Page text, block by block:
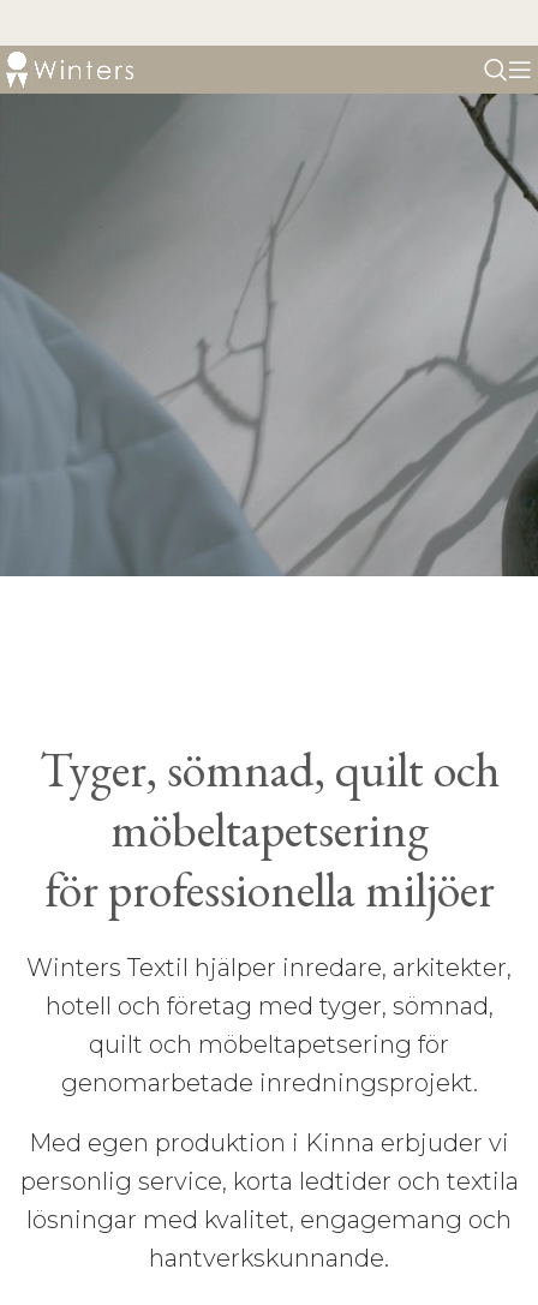
Tyger, sömnad, quilt och
möbeltapetsering
för professionella miljöer
Winters Textil hjälper inredare, arkitekter,
hotell och företag med tyger, sömnad,
quilt och möbeltapetsering för
genomarbetade inredningsprojekt.
Med egen produktion i Kinna erbjuder vi
personlig service, korta ledtider och textila
lösningar med kvalitet, engagemang och
hantverkskunnande.